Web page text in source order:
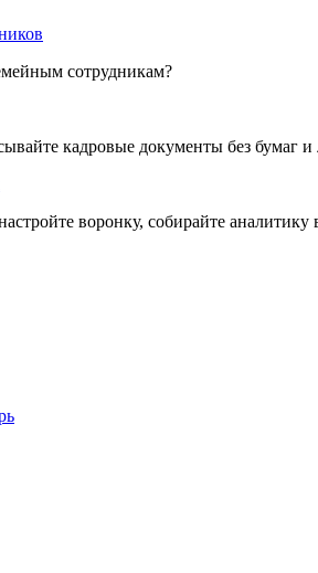
сотрудникам?
кадровые документы без бумаг
воронку, собирайте аналитику